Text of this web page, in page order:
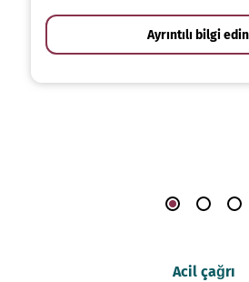
Ayrıntılı bilgi
Acil çağrı